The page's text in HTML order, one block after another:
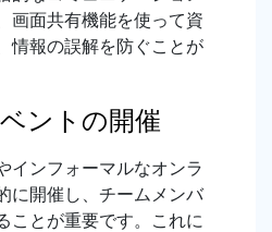
画面共有機能を使って資
情報の誤解を防ぐことが
ントの開催
インフォーマルなオンラ
に開催し、チームメンバ
ことが重要です。これに